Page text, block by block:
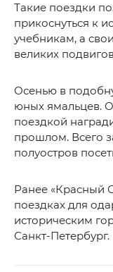
Такие поездки
прикоснуться к
учебникам, а
великих
Осенью в
юных ямальцев.
поездкой
прошлом. Всего
полуостров
Ранее «Красный
поездках для
историческим
Санкт-Петербург.